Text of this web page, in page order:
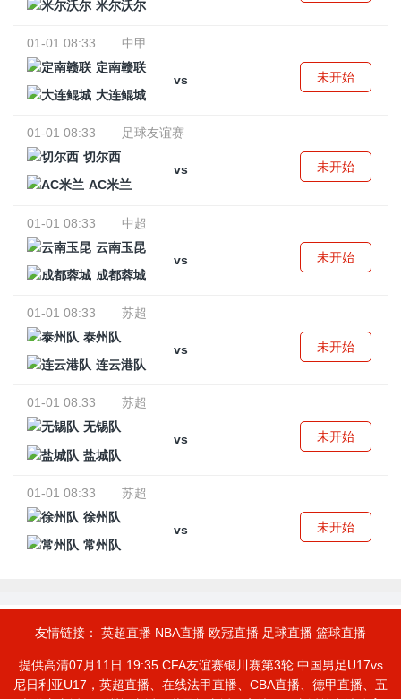
米尔沃尔
01-01 08:33
中甲
定南赣联
vs
大连鲲城
未开始
01-01 08:33
足球友谊赛
切尔西
vs
AC米兰
未开始
01-01 08:33
中超
云南玉昆
vs
成都蓉城
未开始
01-01 08:33
苏超
泰州队
vs
连云港队
未开始
01-01 08:33
苏超
无锡队
vs
盐城队
未开始
01-01 08:33
苏超
徐州队
vs
常州队
未开始
友情链接： 英超直播 NBA直播 欧冠直播 足球直播 篮球直播
提供高清07月11日 19:35 CFA友谊赛银川赛第3轮 中国男足U17vs
尼日利亚U17，英超直播、在线法甲直播、CBA直播、德甲直播、五